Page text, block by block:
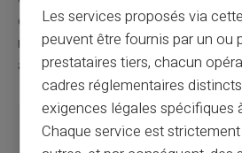
correction manuelle du dossier.
mettre à jour vos coordonnées
avez de nouvelles informations à
Type de
prestation
Critères
principaux
Les services proposés via
peuvent être fournis par un ou
prestataires tiers, chacun
cadres réglementaires
exigences légales spécifiques
Chaque service est